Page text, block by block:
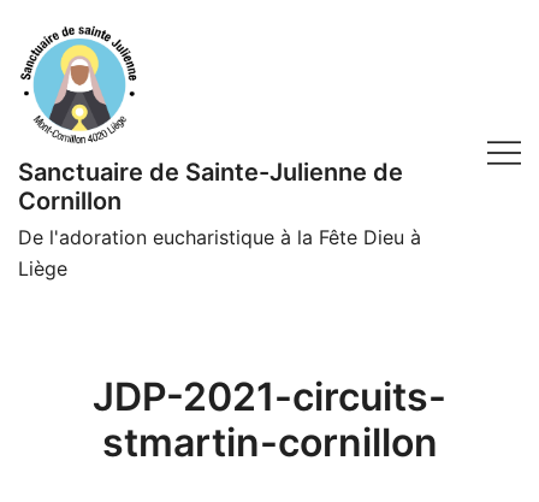
content
Sanctuaire de Sainte-Julienne de
Cornillon
De l'adoration eucharistique à la Fête Dieu à
Liège
JDP-2021-circuits-
stmartin-cornillon